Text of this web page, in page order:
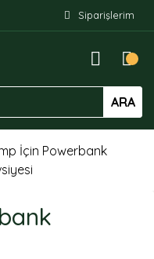
Siparişlerim
ARA
İçin Powerbank